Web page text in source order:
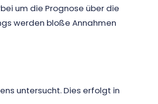
um die Prognose über die
werden bloße Annahmen
untersucht. Dies erfolgt in